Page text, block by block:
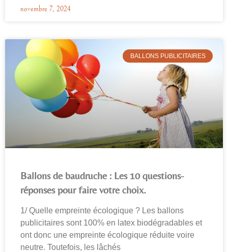
novembre 7, 2024
BALLONS PUBLICITAIRES
Ballons de baudruche : Les 10 questions-
réponses pour faire votre choix.
1/ Quelle empreinte écologique ? Les ballons
publicitaires sont 100% en latex biodégradables et
ont donc une empreinte écologique réduite voire
neutre. Toutefois, les lâchés